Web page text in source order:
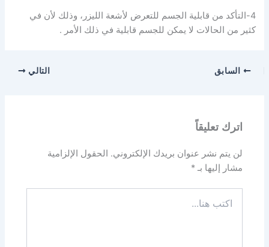
4-التأكد من قابلية الجسم للتعرض لأشعة الليزر، وذلك لأن في
كثير من الحالات لا يمكن للجسم قابلية في ذلك الأمر .
السابق التالي
اترك تعليقاً
لن يتم نشر عنوان بريدك الإلكتروني. الحقول الإلزامية
مشار إليها بـ*
هنا...